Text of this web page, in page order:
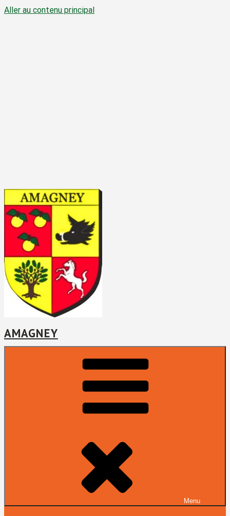
Aller au contenu principal
AMAGNEY
Menu